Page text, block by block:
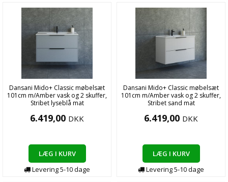
Dansani Mido+ Classic møbelsæt
101cm m/Amber vask og 2 skuffer,
Stribet lyseblå mat
6.419,00 DKK
LÆG I KURV
Levering5-10dage
Dansani Mido+ Classic møbelsæt
101cm m/Amber vask og 2 skuffer,
Stribet sand mat
6.419,00 DKK
LÆG I KURV
Levering5-10dage